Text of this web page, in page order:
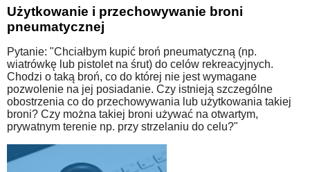
Użytkowanie i przechowywanie broni
pneumatycznej
Pytanie: "Chciałbym kupić broń pneumatyczną (np.
wiatrówkę lub pistolet na śrut) do celów rekreacyjnych.
Chodzi o taką broń, co do której nie jest wymagane
pozwolenie na jej posiadanie. Czy istnieją szczególne
obostrzenia co do przechowywania lub użytkowania takiej
broni? Czy można takiej broni używać na otwartym,
prywatnym terenie np. przy strzelaniu do celu?"